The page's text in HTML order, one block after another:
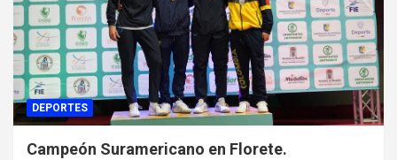
DEPORTES
Campeón Suramericano en Florete.